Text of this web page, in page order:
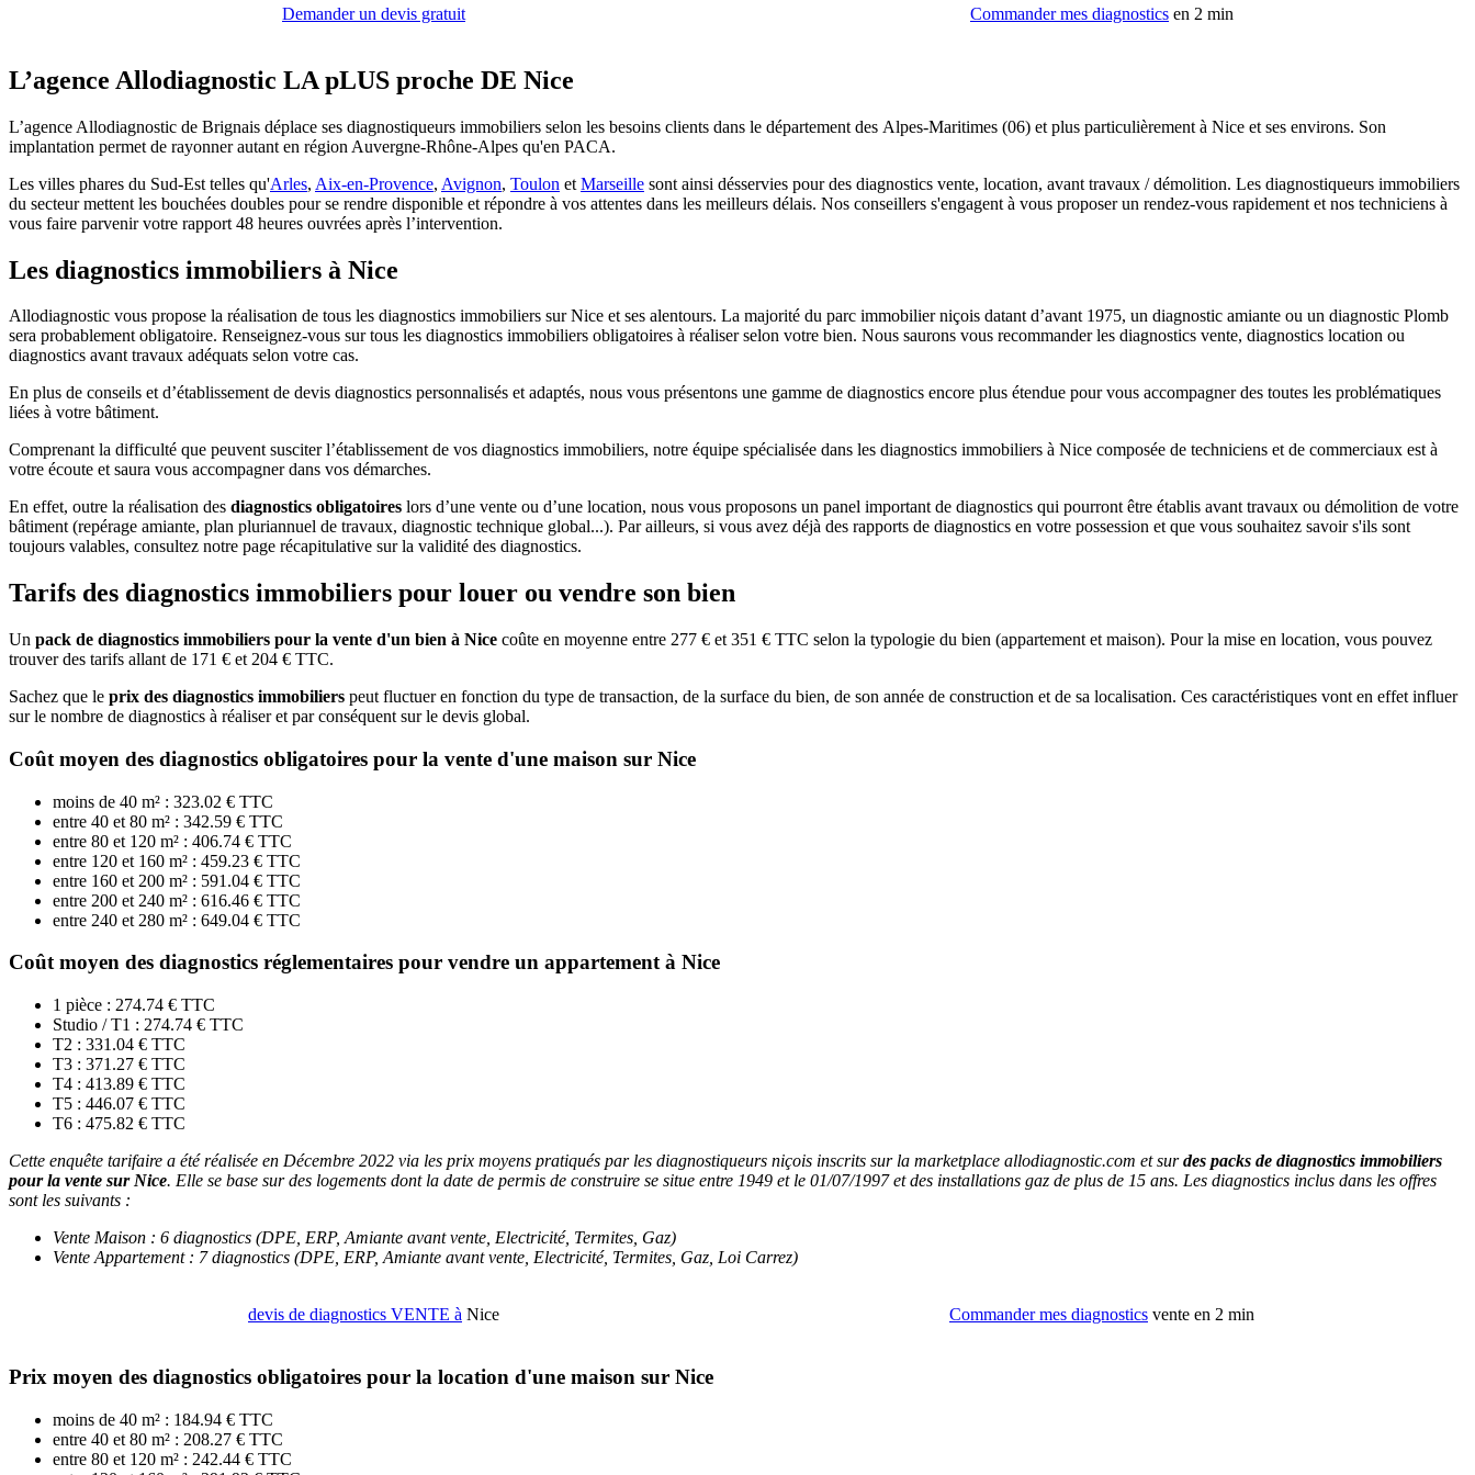
Demander un devis gratuit Commander mes diagnostics en 2 min
L’agence Allodiagnostic LA pLUS proche DE Nice
L’agence Allodiagnostic de Brignais déplace ses diagnostiqueurs immobiliers selon les besoins clients dans le département des Alpes-Maritimes (06) et plus particulièrement à Nice et ses environs. Son
implantation permet de rayonner autant en région Auvergne-Rhône-Alpes qu'en PACA.
Les villes phares du Sud-Est telles qu'Arles, Aix-en-Provence, Avignon, Toulon et Marseille sont ainsi désservies pour des diagnostics vente, location, avant travaux / démolition. Les diagnostiqueurs immobiliers
du secteur mettent les bouchées doubles pour se rendre disponible et répondre à vos attentes dans les meilleurs délais. Nos conseillers s'engagent à vous proposer un rendez-vous rapidement et nos techniciens à
vous faire parvenir votre rapport 48 heures ouvrées après l’intervention.
Les diagnostics immobiliers à Nice
Allodiagnostic vous propose la réalisation de tous les diagnostics immobiliers sur Nice et ses alentours. La majorité du parc immobilier niçois datant d’avant 1975, un diagnostic amiante ou un diagnostic Plomb
sera probablement obligatoire. Renseignez-vous sur tous les diagnostics immobiliers obligatoires à réaliser selon votre bien. Nous saurons vous recommander les diagnostics vente, diagnostics location ou
diagnostics avant travaux adéquats selon votre cas.
En plus de conseils et d’établissement de devis diagnostics personnalisés et adaptés, nous vous présentons une gamme de diagnostics encore plus étendue pour vous accompagner des toutes les problématiques
liées à votre bâtiment.
Comprenant la difficulté que peuvent susciter l’établissement de vos diagnostics immobiliers, notre équipe spécialisée dans les diagnostics immobiliers à Nice composée de techniciens et de commerciaux est à
votre écoute et saura vous accompagner dans vos démarches.
En effet, outre la réalisation des diagnostics obligatoires lors d’une vente ou d’une location, nous vous proposons un panel important de diagnostics qui pourront être établis avant travaux ou démolition de votre
bâtiment (repérage amiante, plan pluriannuel de travaux, diagnostic technique global...). Par ailleurs, si vous avez déjà des rapports de diagnostics en votre possession et que vous souhaitez savoir s'ils sont
toujours valables, consultez notre page récapitulative sur la validité des diagnostics.
Tarifs des diagnostics immobiliers pour louer ou vendre son bien
Un pack de diagnostics immobiliers pour la vente d'un bien à Nice coûte en moyenne entre 277 € et 351 € TTC selon la typologie du bien (appartement et maison). Pour la mise en location, vous pouvez
trouver des tarifs allant de 171 € et 204 € TTC.
Sachez que le prix des diagnostics immobiliers peut fluctuer en fonction du type de transaction, de la surface du bien, de son année de construction et de sa localisation. Ces caractéristiques vont en effet influer
sur le nombre de diagnostics à réaliser et par conséquent sur le devis global.
Coût moyen des diagnostics obligatoires pour la vente d'une maison sur Nice
moins de 40 m² : 323.02 € TTC
entre 40 et 80 m² : 342.59 € TTC
entre 80 et 120 m² : 406.74 € TTC
entre 120 et 160 m² : 459.23 € TTC
entre 160 et 200 m² : 591.04 € TTC
entre 200 et 240 m² : 616.46 € TTC
entre 240 et 280 m² : 649.04 € TTC
Coût moyen des diagnostics réglementaires pour vendre un appartement à Nice
1 pièce : 274.74 € TTC
Studio / T1 : 274.74 € TTC
T2 : 331.04 € TTC
T3 : 371.27 € TTC
T4 : 413.89 € TTC
T5 : 446.07 € TTC
T6 : 475.82 € TTC
Cette enquête tarifaire a été réalisée en Décembre 2022 via les prix moyens pratiqués par les diagnostiqueurs niçois inscrits sur la marketplace allodiagnostic.com et surdes packs de diagnostics immobiliers
pour la vente sur Nice. Elle se base sur des logements dont la date de permis de construire se situe entre 1949 et le 01/07/1997 et des installations gaz de plus de 15 ans. Les diagnostics inclus dans les offres
sont les suivants :
Vente Maison : 6 diagnostics (DPE, ERP, Amiante avant vente, Electricité, Termites, Gaz)
Vente Appartement : 7 diagnostics (DPE, ERP, Amiante avant vente, Electricité, Termites, Gaz, Loi Carrez)
devis de diagnostics VENTE à Nice Commander mes diagnostics vente en 2 min
Prix moyen des diagnostics obligatoires pour la location d'une maison sur Nice
moins de 40 m² : 184.94 € TTC
entre 40 et 80 m² : 208.27 € TTC
entre 80 et 120 m² : 242.44 € TTC